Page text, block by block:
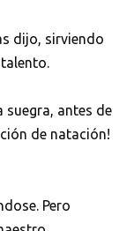
dijo, sirviendo
suegra, antes de
de natación!
Pero